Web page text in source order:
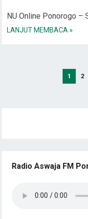
NU Online Ponorogo –
LANJUT MEMBACA »
1 2
Radio Aswaja FM